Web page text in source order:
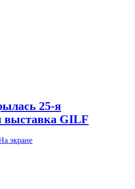
25-я
выставка GILF
экране